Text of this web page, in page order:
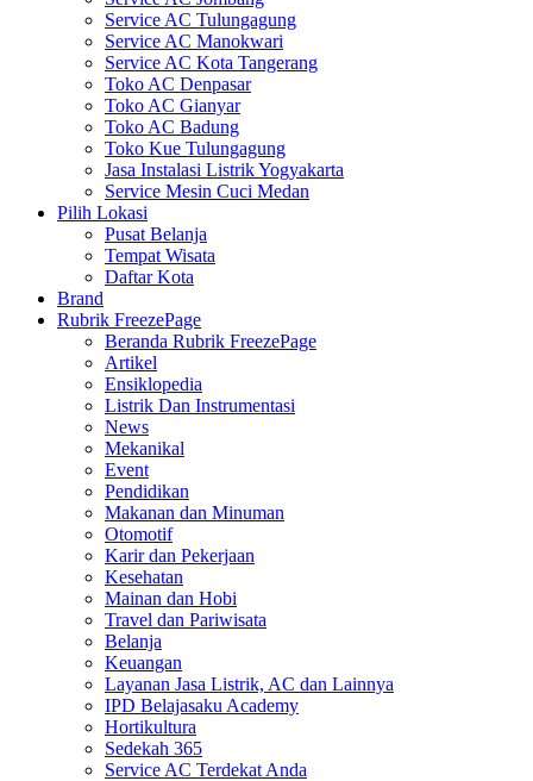
Service AC Tulungagung
Service AC Manokwari
Service AC Kota Tangerang
Toko AC Denpasar
Toko AC Gianyar
Toko AC Badung
Toko Kue Tulungagung
Jasa Instalasi Listrik Yogyakarta
Service Mesin Cuci Medan
Pilih Lokasi
Pusat Belanja
Tempat Wisata
Daftar Kota
Brand
Rubrik FreezePage
Beranda Rubrik FreezePage
Artikel
Ensiklopedia
Listrik Dan Instrumentasi
News
Mekanikal
Event
Pendidikan
Makanan dan Minuman
Otomotif
Karir dan Pekerjaan
Kesehatan
Mainan dan Hobi
Travel dan Pariwisata
Belanja
Keuangan
Layanan Jasa Listrik, AC dan Lainnya
IPD Belajasaku Academy
Hortikultura
Sedekah 365
Service AC Terdekat Anda